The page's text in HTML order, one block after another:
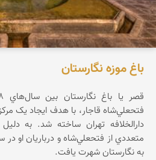
باغ موزه نگارستان
فتحعلي‌شاه قاجار، با هدف ايجاد يک
دارالخلافه تهران ساخته شد. به
متعددي از فتحعلي‌شاه و درباريان او
به نگارستان شهرت يافت.